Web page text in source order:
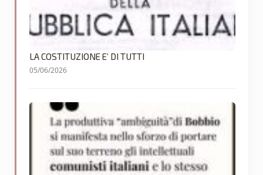
LA COSTITUZIONE E’ DI TUTTI
05/06/2026